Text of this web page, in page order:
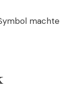
machte